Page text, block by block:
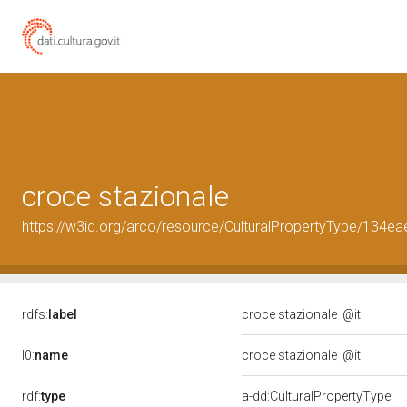
croce stazionale
https://w3id.org/arco/resource/CulturalPropertyType/
rdfs: label croce stazionale @it
l0:name croce stazionale @it
rdf:type
a-dd:CulturalPropertyType